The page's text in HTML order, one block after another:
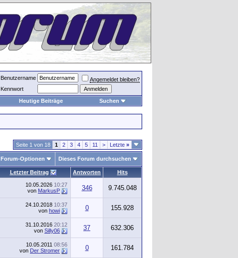
Benutzername
Angemeldet bleiben?
Kennwort
Heutige Beiträge Suchen
Seite 1 von 18 1 2 3 4 5 11 > Letzte »
Forum-Optionen Dieses Forum durchsuchen
Letzter Beitrag Antworten Hits
10.05.2026 10:27
von MarkusP 346 9.745.048
24.10.2018 10:37
von howi 0 155.928
31.10.2016 20:12
von Silly06 37 632.306
10.05.2011 08:56
von Der Stromer 0 161.784